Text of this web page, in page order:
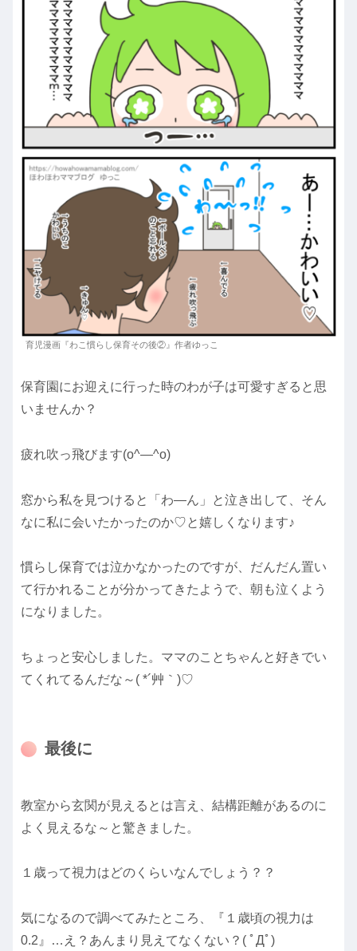
育児漫画『わこ慣らし保育その後②』作者ゆっこ
保育園にお迎えに行った時のわが子は可愛すぎると思
いませんか？
疲れ吹っ飛びます(o^―^o)
窓から私を見つけると「わ―ん」と泣き出して、そん
なに私に会いたかったのか♡と嬉しくなります♪
慣らし保育では泣かなかったのですが、だんだん置い
て行かれることが分かってきたようで、朝も泣くよう
になりました。
ちょっと安心しました。ママのことちゃんと好きでい
てくれてるんだな～( *´艸｀)♡
最後に
教室から玄関が見えるとは言え、結構距離があるのに
よく見えるな～と驚きました。
１歳って視力はどのくらいなんでしょう？？
気になるので調べてみたところ、『１歳頃の視力は
0.2』…え？あんまり見えてなくない？( ﾟДﾟ)